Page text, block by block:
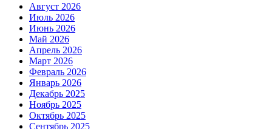
Август 2026
Июль 2026
Июнь 2026
Май 2026
Апрель 2026
Март 2026
Февраль 2026
Январь 2026
Декабрь 2025
Ноябрь 2025
Октябрь 2025
Сентябрь 2025